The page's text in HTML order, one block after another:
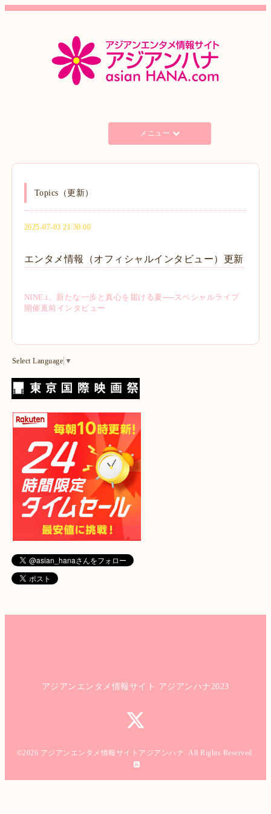
メニュー
Topics（更新）
2025-07-03 21:30:00
エンタメ情報（オフィシャルインタビュー）更新
NINE.i、新たな一歩と真心を届ける夏──スペシャルライブ
開催直前インタビュー
Select Language ▼
アジアンエンタメ情報サイト アジアンハナ2023
©2026 アジアンエンタメ情報サイトアジアンハナ. All Rights Reserved.